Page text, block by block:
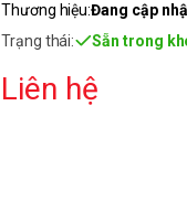
Thương hiệu:Đang cập
Trạng thái:
Sẵn trong
Liên hệ